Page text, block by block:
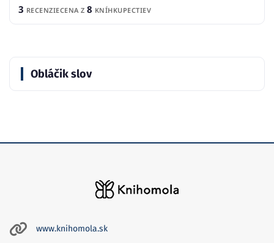
3 RECENZIECENA Z 8 KNÍHKUPECTIEV
Obláčik slov
www.knihomola.sk